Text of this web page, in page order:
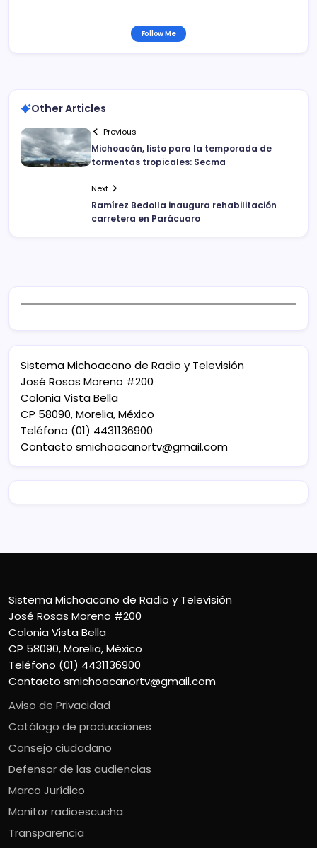
Follow Me
Other Articles
Previous
Michoacán, listo para la temporada de
tormentas tropicales: Secma
Next
Ramírez Bedolla inaugura rehabilitación
carretera en Parácuaro
Sistema Michoacano de Radio y Televisión
José Rosas Moreno #200
Colonia Vista Bella
CP 58090, Morelia, México
Teléfono (01) 4431136900
Contacto smichoacanortv@gmail.com
Sistema Michoacano de Radio y Televisión
José Rosas Moreno #200
Colonia Vista Bella
CP 58090, Morelia, México
Teléfono (01) 4431136900
Contacto smichoacanortv@gmail.com
Aviso de Privacidad
Catálogo de producciones
Consejo ciudadano
Defensor de las audiencias
Marco Jurídico
Monitor radioescucha
Transparencia